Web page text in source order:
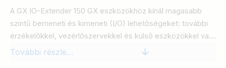
Orion
SmartShunt
A GX IO-Extender 150 GX eszközökhöz kínál magasabb
szintű bemeneti és kimeneti (I/O) lehetőségeket: további
érzékelőkkel, vezérlőszervekkel és külső eszközökkel való
zökkenőmentes integrációt. Egyúttal áramforrásként is
További részletek